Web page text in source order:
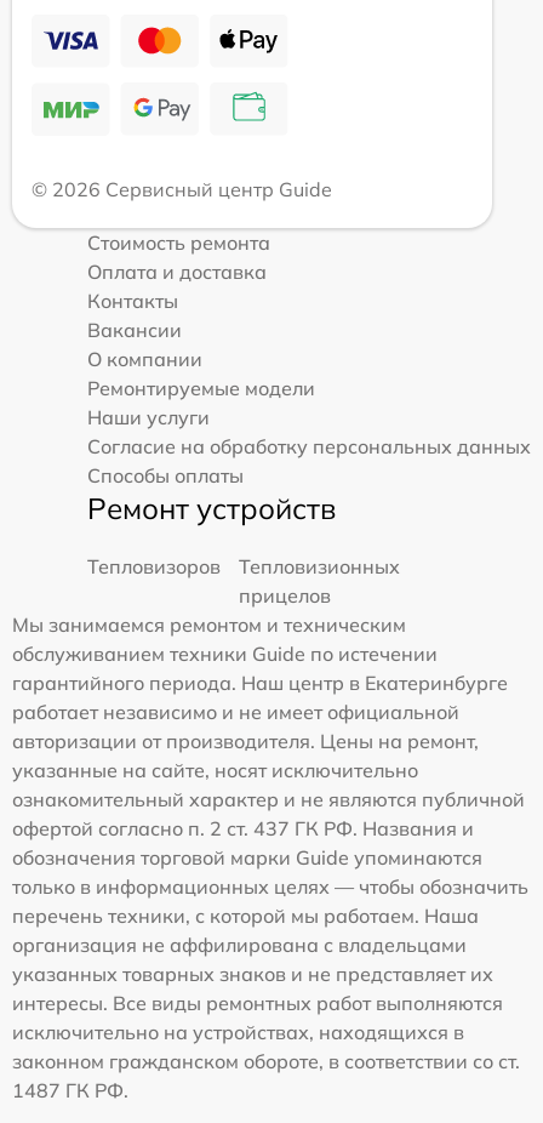
© 2026 Сервисный центр Guide
Стоимость ремонта
Оплата и доставка
Контакты
Вакансии
О компании
Ремонтируемые модели
Наши услуги
Согласие на обработку персональных данных
Способы оплаты
Ремонт устройств
Тепловизоров
Тепловизионных
прицелов
Мы занимаемся ремонтом и техническим
обслуживанием техники Guide по истечении
гарантийного периода. Наш центр в Екатеринбурге
работает независимо и не имеет официальной
авторизации от производителя. Цены на ремонт,
указанные на сайте, носят исключительно
ознакомительный характер и не являются публичной
офертой согласно п. 2 ст. 437 ГК РФ. Названия и
обозначения торговой марки Guide упоминаются
только в информационных целях — чтобы обозначить
перечень техники, с которой мы работаем. Наша
организация не аффилирована с владельцами
указанных товарных знаков и не представляет их
интересы. Все виды ремонтных работ выполняются
исключительно на устройствах, находящихся в
законном гражданском обороте, в соответствии со ст.
1487 ГК РФ.